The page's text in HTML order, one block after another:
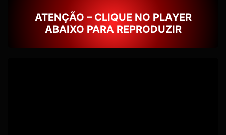
ATENÇÃO – CLIQUE NO PLAYER
ABAIXO PARA REPRODUZIR